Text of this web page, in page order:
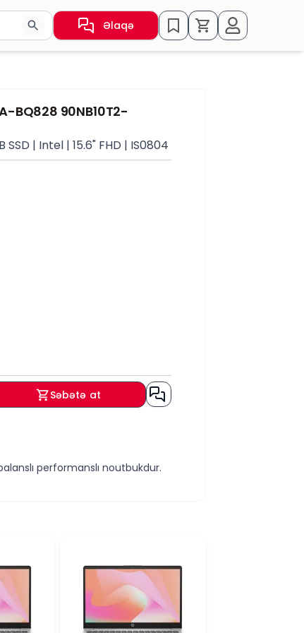
və ya nəticələr arasında keçid etmək üçün ox
Əlaqə
BQ828 90NB10T2-
SSD | Intel | 15.6" FHD | IS0804
Səbətə at
performanslı noutbukdur.
qrafik işlər üçün yüksək